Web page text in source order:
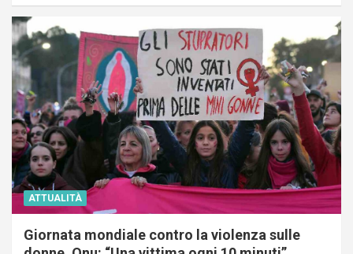
ATTUALITÀ
Giornata mondiale contro la violenza sulle